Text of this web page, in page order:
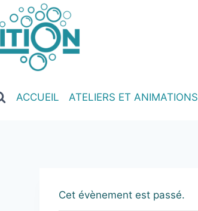
ACCUEIL ATELIERS ET ANIMATIONS
Cet évènement est passé.